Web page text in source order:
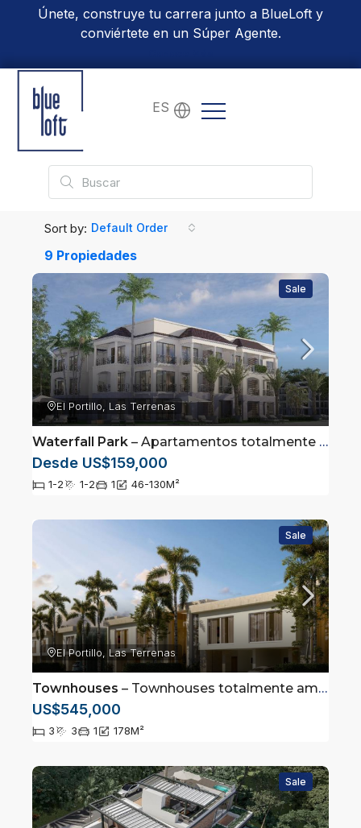
Únete, construye tu carrera junto a BlueLoft y
conviértete en un Súper Agente.
ES
9 Propiedades
Sort by: Default Order
Sale
El Portillo, Las Terrenas
Waterfall Park – Apartamentos totalmente amueblados en Las Terrenas, Samaná
Desde US$159,000
1-2 1-2 1 46-130M²
Sale
El Portillo, Las Terrenas
Townhouses – Townhouses totalmente amueblados en Las Terrenas, Samaná
US$545,000
3 3 1 178M²
Sale